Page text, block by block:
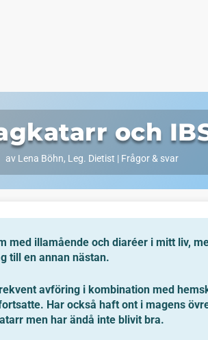
och
av Lena Böhn, Leg. Dietist | Frågor & svar
med illamående och diaréer i mitt liv,
till en annan nästan.
avföring i kombination med
Har också haft ont i magens
men har ändå inte blivit bra.